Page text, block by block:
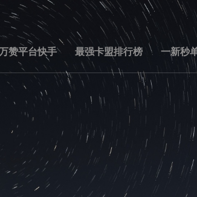
赞平台快手 最强卡盟排行榜 一新秒